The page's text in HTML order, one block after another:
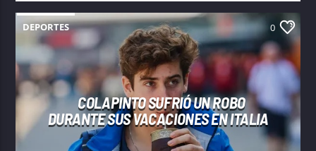
DEPORTES 0
COLAPINTO SUFRIÓ UN ROBO
DURANTE SUS VACACIONES EN ITALIA